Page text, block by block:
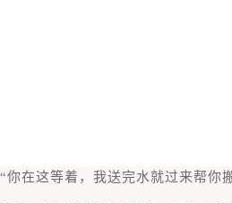
“你在这等着，我送完水就过来帮你